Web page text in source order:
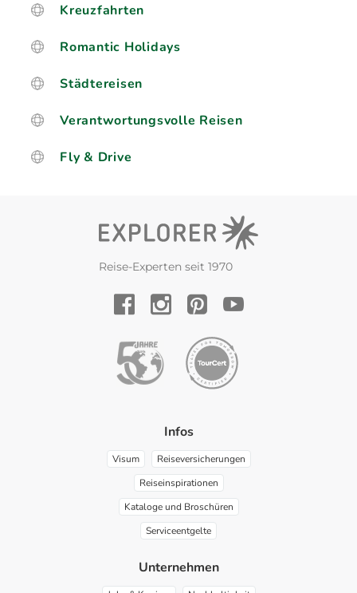
Kreuzfahrten
Romantic Holidays
Städtereisen
Verantwortungsvolle Reisen
Fly & Drive
Reise-Experten seit 1970
Infos
Visum
Reiseversicherungen
Reiseinspirationen
Kataloge und Broschüren
Serviceentgelte
Unternehmen